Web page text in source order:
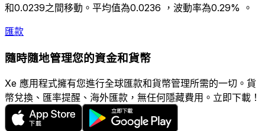
和0.0239之間移動。平均值為0.0236 ，波動率為0.29% 。
匯款
隨時隨地管理您的資金和貨幣
Xe 應用程式擁有您進行全球匯款和貨幣管理所需的一切。貨
幣兌換、匯率提醒、海外匯款，無任何隱藏費用。立即下載！